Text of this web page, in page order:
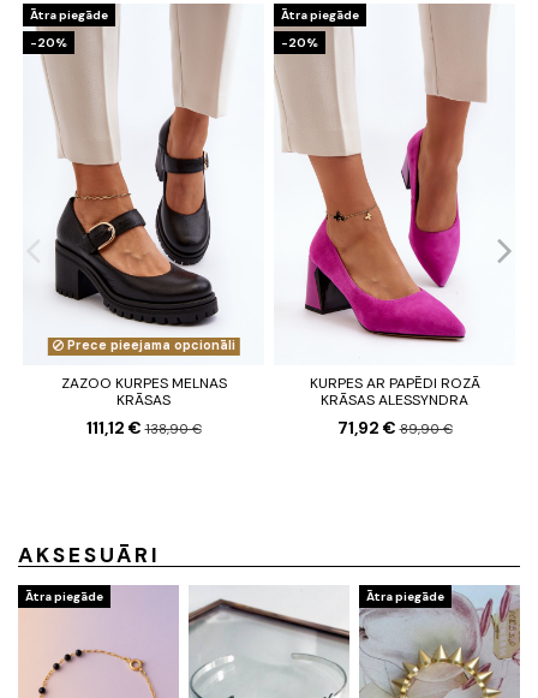
Ātra piegāde
-20%
Prece pieejama opcionāli
ZAZOO KURPES MELNAS
KRĀSAS
111,12 €138,90 €
Ātra piegāde
-20%
KURPES AR PAPĒDI ROZĀ
KRĀSAS ALESSYNDRA
71,92 €89,90 €
AKSESUĀRI
Ātra piegāde Ātra piegāde